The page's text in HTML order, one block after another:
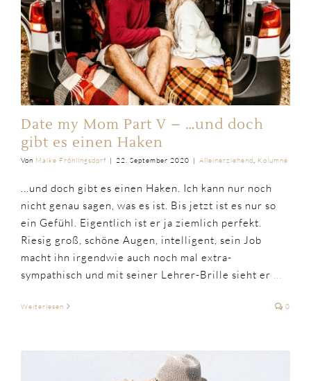
Date my Mom Part V – …und doch
gibt es einen Haken
Von Maike Fröhlingsdorf | 22. September 2020 | Alleinerziehend, Kolumne
...und doch gibt es einen Haken. Ich kann nur noch
nicht genau sagen, was es ist. Bis jetzt ist es nur so
ein Gefühl. Eigentlich ist er ja ziemlich perfekt.
Riesig groß, schöne Augen, intelligent, sein Job
macht ihn irgendwie auch noch mal extra-
sympathisch und mit seiner Lehrer-Brille sieht er ...
Weiterlesen 0